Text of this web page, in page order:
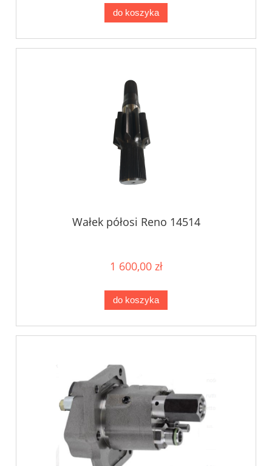
do koszyka
Wałek półosi Reno 14514
1 600,00 zł
do koszyka